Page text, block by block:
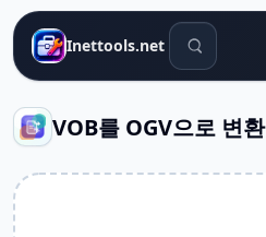
Inettools.net 검색 도구
VOB를 OGV으로 변환